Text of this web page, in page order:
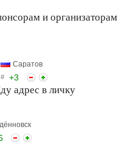
и организаторам
Саратов
# +3
адрес в личку